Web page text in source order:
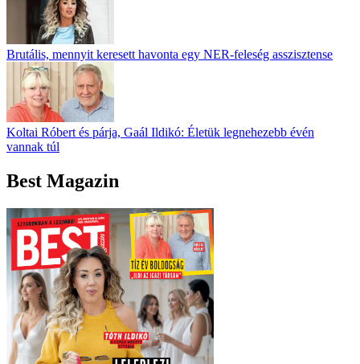
Brutális, mennyit keresett havonta egy NER-feleség asszisztense
Koltai Róbert és párja, Gaál Ildikó: Életük legnehezebb évén
vannak túl
Best Magazin